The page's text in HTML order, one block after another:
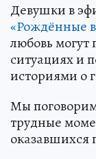
Девушки в
«Рождённые
любовь
ситуациях и
историями о
Мы
трудные
оказавшихся